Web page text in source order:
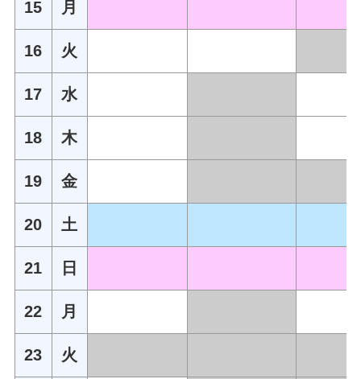
15 月
16 火
17 水
18 木
19 金
20 土
21 日
22 月
23 火